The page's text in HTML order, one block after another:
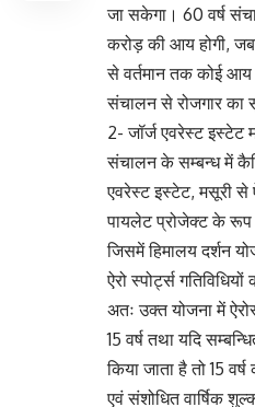
जा सकेगा। 60 वर्ष
करोड़ की आय होगी,
से वर्तमान तक कोई आय
संचालन से रोजगार का
2- जॉर्ज एवरेस्ट इस्टेट
संचालन के सम्बन्ध में
एवरेस्ट इस्टेट, मसूरी से
पायलेट प्रोजेक्ट के रूप
जिसमें हिमालय दर्शन
ऐरो स्पोर्ट्स
अतः उक्त योजना में
15 वर्ष तथा यदि
किया जाता है तो 15 वर्ष
एवं संशोधित वार्षिक